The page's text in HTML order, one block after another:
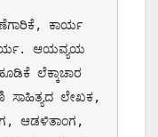
ಕಾರ್ಯ
ಆಯವ್ಯಯ
ಲೆಕ್ಕಾಚಾರ
ಸಾಹಿತ್ಯದ ಲೇಖಕ,
ಆಡಳಿತಾಂಗ,